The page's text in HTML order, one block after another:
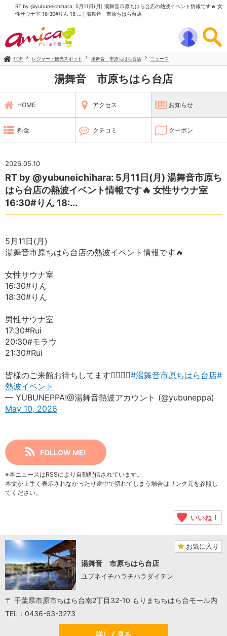
RT by @yubuneichihara: 5月11日(月) 湯舞音市原ちはら台店の熱波イベント情報です🔥 女
性サウナ室 16:30#りん 18:... | 湯舞音 市原ちはら台店
TOP レジャー・観光スポット 湯舞音 市原ちはら台店 ニュース
湯舞音 市原ちはら台店
HOME アクセス お知らせ
料金 クチコミ クーポン
2026.05.10
RT by @yubuneichihara: 5月11日(月) 湯舞音市原ち
はら台店の熱波イベント情報です🔥 女性サウナ室
16:30#りん 18:...
5月11日(月)
湯舞音市原ちはら台店の熱波イベント情報です🔥
女性サウナ室
16:30#りん
18:30#りん
男性サウナ室
17:30#Rui
20:30#モラウ
21:30#Rui
皆様のご来館お待ちしてます🙇‍♀️🙇‍♂️#湯舞音市原ちはら台店#
熱波イベント
— YUBUNEPPA!@湯舞音熱波アカウント (@yubuneppa)
May 10, 2026
FOLLOW ME!
※本ニュースはRSSにより自動配信されています。
本文が上手く表示されなかったり途中で切れてしまう場合はリンク元を参照し
てください。
いいね！
お気に入り
湯舞音 市原ちはら台店
ユブネイチハラチハラダイテン
〒 千葉県市原市ちはら台南2丁目32-10 もりまちちはら台モール内
TEL：0436-63-3273